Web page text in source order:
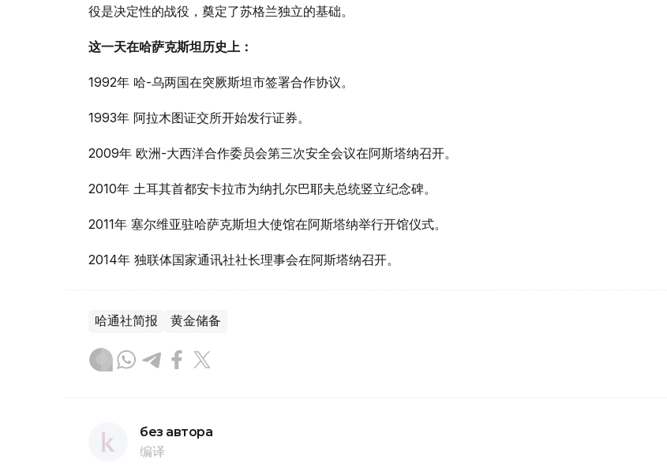
役是决定性的战役，奠定了苏格兰独立的基础。
这一天在哈萨克斯坦历史上：
1992年 哈-乌两国在突厥斯坦市签署合作协议。
1993年 阿拉木图证交所开始发行证券。
2009年 欧洲-大西洋合作委员会第三次安全会议在阿斯塔纳召开。
2010年 土耳其首都安卡拉市为纳扎尔巴耶夫总统竖立纪念碑。
2011年 塞尔维亚驻哈萨克斯坦大使馆在阿斯塔纳举行开馆仪式。
2014年 独联体国家通讯社社长理事会在阿斯塔纳召开。
哈通社简报 黄金储备
без автора
编译